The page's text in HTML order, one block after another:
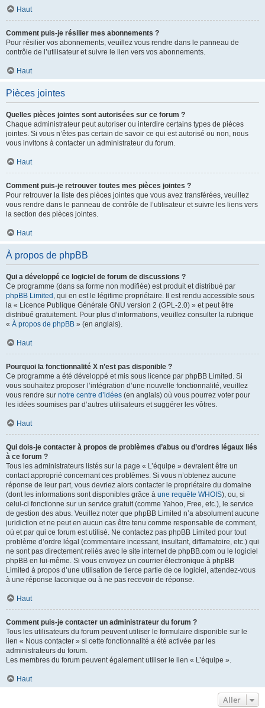
Haut
Comment puis-je résilier mes abonnements ?
Pour résilier vos abonnements, veuillez vous rendre dans le panneau de
contrôle de l’utilisateur et suivre le lien vers vos abonnements.
Haut
Pièces jointes
Quelles pièces jointes sont autorisées sur ce forum ?
Chaque administrateur peut autoriser ou interdire certains types de pièces
jointes. Si vous n’êtes pas certain de savoir ce qui est autorisé ou non, nous
vous invitons à contacter un administrateur du forum.
Haut
Comment puis-je retrouver toutes mes pièces jointes ?
Pour retrouver la liste des pièces jointes que vous avez transférées, veuillez
vous rendre dans le panneau de contrôle de l’utilisateur et suivre les liens vers
la section des pièces jointes.
Haut
À propos de phpBB
Qui a développé ce logiciel de forum de discussions ?
Ce programme (dans sa forme non modifiée) est produit et distribué par
phpBB Limited , qui en est le légitime propriétaire. Il est rendu accessible sous
la « Licence Publique Générale GNU version 2 (GPL-2.0) » et peut être
distribué gratuitement. Pour plus d’informations, veuillez consulter la rubrique
« À propos de phpBB » (en anglais).
Haut
Pourquoi la fonctionnalité X n’est pas disponible ?
Ce programme a été développé et mis sous licence par phpBB Limited. Si
vous souhaitez proposer l’intégration d’une nouvelle fonctionnalité, veuillez
vous rendre sur notre centre d’idées (en anglais) où vous pourrez voter pour
les idées soumises par d’autres utilisateurs et suggérer les vôtres.
Haut
Qui dois-je contacter à propos de problèmes d’abus ou d’ordres légaux liés
à ce forum ?
Tous les administrateurs listés sur la page « L’équipe » devraient être un
contact approprié concernant ces problèmes. Si vous n’obtenez aucune
réponse de leur part, vous devriez alors contacter le propriétaire du domaine
(dont les informations sont disponibles grâce à une requête WHOIS), ou, si
celui-ci fonctionne sur un service gratuit (comme Yahoo, Free, etc.), le service
de gestion des abus. Veuillez noter que phpBB Limited n’a absolument aucune
juridiction et ne peut en aucun cas être tenu comme responsable de comment,
où et par qui ce forum est utilisé. Ne contactez pas phpBB Limited pour tout
problème d’ordre légal (commentaire incessant, insultant, diffamatoire, etc.) qui
ne sont pas directement reliés avec le site internet de phpBB.com ou le logiciel
phpBB en lui-même. Si vous envoyez un courrier électronique à phpBB
Limited à propos d’une utilisation de tierce partie de ce logiciel, attendez-vous
à une réponse laconique ou à ne pas recevoir de réponse.
Haut
Comment puis-je contacter un administrateur du forum ?
Tous les utilisateurs du forum peuvent utiliser le formulaire disponible sur le
lien « Nous contacter » si cette fonctionnalité a été activée par les
administrateurs du forum.
Les membres du forum peuvent également utiliser le lien « L’équipe ».
Haut
Aller